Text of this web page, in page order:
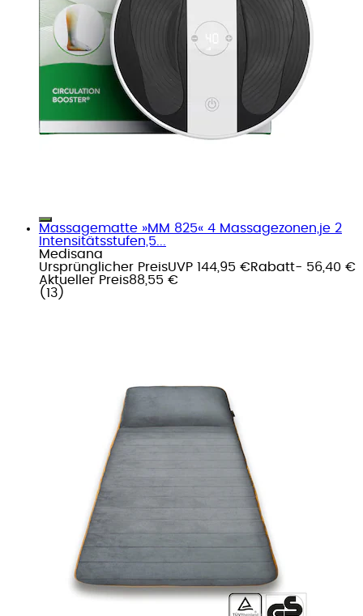
Massagematte »MM 825« 4 Massagezonen,je 2
Intensitätsstufen,5...
Medisana
Ursprünglicher PreisUVP 144,95 €Rabatt- 56,40 €
Aktueller Preis88,55 €
( 13 )